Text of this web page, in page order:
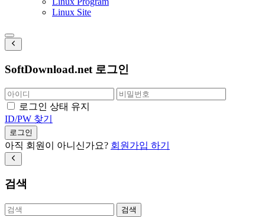
Linux Site
SoftDownload.net 로그인
로그인 상태 유지
ID/PW 찾기
로그인
아직 회원이 아니신가요? 회원가입 하기
검색
검색